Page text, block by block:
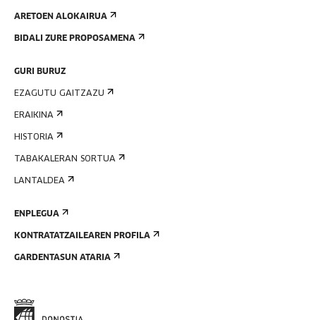
ARETOEN ALOKAIRUA
BIDALI ZURE PROPOSAMENA
GURI BURUZ
EZAGUTU GAITZAZU
ERAIKINA
HISTORIA
TABAKALERAN SORTUA
LANTALDEA
ENPLEGUA
KONTRATATZAILEAREN PROFILA
GARDENTASUN ATARIA